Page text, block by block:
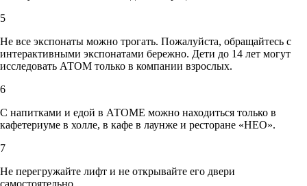
5
Не все экспонаты можно трогать. Пожалуйста, обращайтесь с
интерактивными экспонатами бережно. Дети до 14 лет могут
исследовать АТОМ только в компании взрослых.
6
С напитками и едой в АТОМЕ можно находиться только в
кафетериуме в холле, в кафе в лаунже и ресторане «НЕО».
7
Не перегружайте лифт и не открывайте его двери